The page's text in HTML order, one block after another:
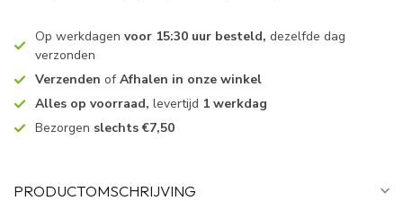
Op werkdagen voor 15:30 uur besteld, dezelfde dag
verzonden
Verzenden ofAfhalen in onze winkel
Alles op voorraad, levertijd 1 werkdag
Bezorgen slechts €7,50
PRODUCTOMSCHRIJVING